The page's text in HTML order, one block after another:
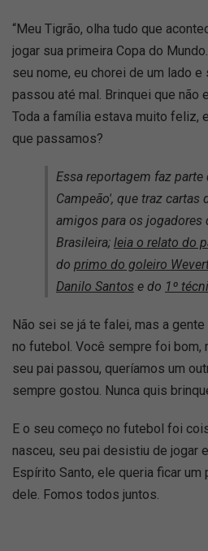
“Meu Tigrão, olha tudo que
jogar sua primeira Copa do
seu nome, eu chorei de um lado
passou até mal. Brinquei que não
Toda a família estava muito feliz,
que passamos?
Essa reportagem faz parte
Campeão', que traz cartas
amigos para os jogadores
Brasileira; leia o relato do
do primo do goleiro
Danilo Santos e do 1º
Não sei se já te falei, mas a
no futebol. Você sempre foi bom,
seu pai passou, queríamos um
sempre gostou. Nunca quis
E o seu começo no futebol foi
nasceu, seu pai desistiu de jogar
Espírito Santo, ele queria ficar um
dele. Fomos todos juntos.